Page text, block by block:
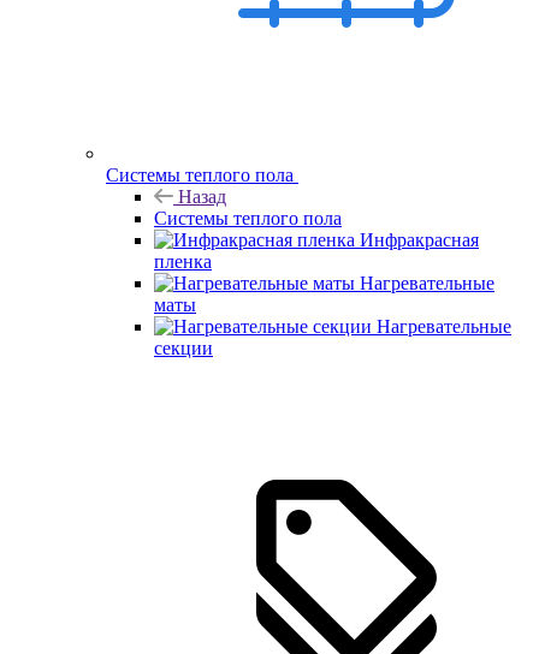
Системы теплого пола
Назад
Системы теплого пола
Инфракрасная
пленка
Нагревательные
маты
Нагревательные
секции